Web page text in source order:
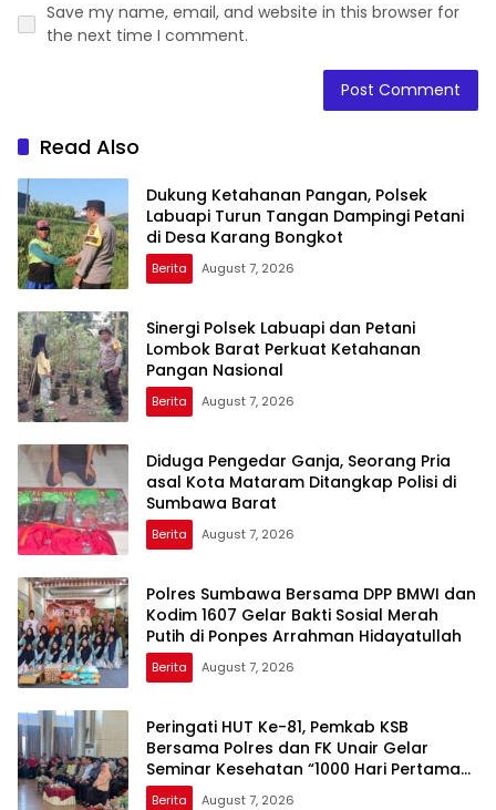
Save my name, email, and website in this browser for
the next time I comment.
Read Also
Dukung Ketahanan Pangan, Polsek
Labuapi Turun Tangan Dampingi Petani
di Desa Karang Bongkot
Berita August 7, 2026
Sinergi Polsek Labuapi dan Petani
Lombok Barat Perkuat Ketahanan
Pangan Nasional
Berita August 7, 2026
Diduga Pengedar Ganja, Seorang Pria
asal Kota Mataram Ditangkap Polisi di
Sumbawa Barat
Berita August 7, 2026
Polres Sumbawa Bersama DPP BMWI dan
Kodim 1607 Gelar Bakti Sosial Merah
Putih di Ponpes Arrahman Hidayatullah
Berita August 7, 2026
Peringati HUT Ke-81, Pemkab KSB
Bersama Polres dan FK Unair Gelar
Seminar Kesehatan “1000 Hari Pertama
Kehidupan”
Berita August 7, 2026